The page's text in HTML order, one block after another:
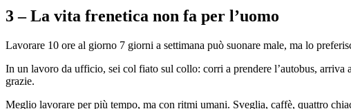
3 – La vita frenetica non fa per l’uomo
Lavorare 10 ore al giorno 7 giorni a settimana può suonare male, ma lo
In un lavoro da ufficio, sei col fiato sul collo: corri a prendere l’autobus,
grazie.
Meglio lavorare per più tempo, ma con ritmi umani. Sveglia, caffè, quattro